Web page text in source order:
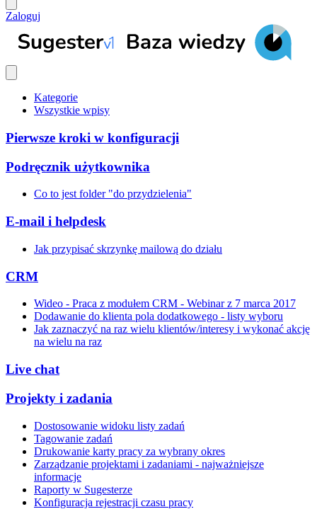
Zaloguj
Kategorie
Wszystkie wpisy
Pierwsze kroki w konfiguracji
Podręcznik użytkownika
Co to jest folder "do przydzielenia"
E-mail i helpdesk
Jak przypisać skrzynkę mailową do działu
CRM
Wideo - Praca z modułem CRM - Webinar z 7 marca 2017
Dodawanie do klienta pola dodatkowego - listy wyboru
Jak zaznaczyć na raz wielu klientów/interesy i wykonać akcję
na wielu na raz
Live chat
Projekty i zadania
Dostosowanie widoku listy zadań
Tagowanie zadań
Drukowanie karty pracy za wybrany okres
Zarządzanie projektami i zadaniami - najważniejsze
informacje
Raporty w Sugesterze
Konfiguracja rejestracji czasu pracy